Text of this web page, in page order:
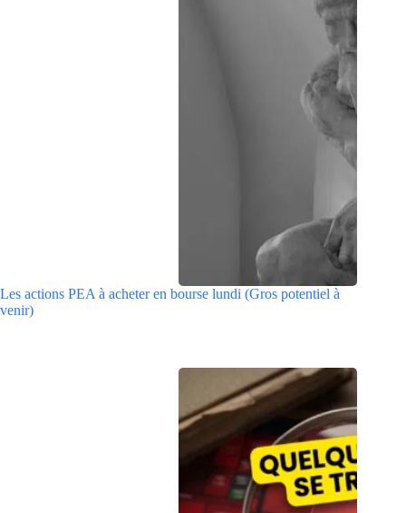
Les actions PEA à acheter en bourse lundi (Gros potentiel à
venir)